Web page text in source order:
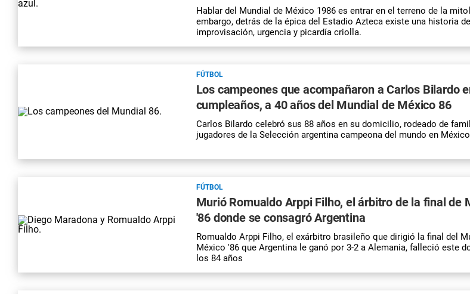
Hablar del Mundial de México 1986 es entrar en el terreno de la
embargo, detrás de la épica del Estadio Azteca existe una historia de
improvisación, urgencia y picardía criolla.
FÚTBOL
Los campeones que acompañaron a Carlos Bilardo
cumpleaños, a 40 años del Mundial de México 86
Carlos Bilardo celebró sus 88 años en su domicilio, rodeado de
jugadores de la Selección argentina campeona del mundo en
FÚTBOL
Murió Romualdo Arppi Filho, el árbitro de la final de
'86 donde se consagró Argentina
Romualdo Arppi Filho, el exárbitro brasileño que dirigió la final del
México '86 que Argentina le ganó por 3-2 a Alemania, falleció este
los 84 años